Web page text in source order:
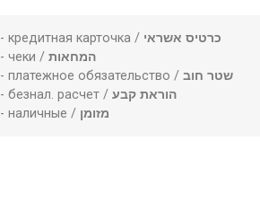
- кредитная карточка / כרטיס אשראי
- чеки /המחאות
- платежное обязательство /שטר חוב
- безнал. расчет /הוראת קבע
- наличные / מזומן